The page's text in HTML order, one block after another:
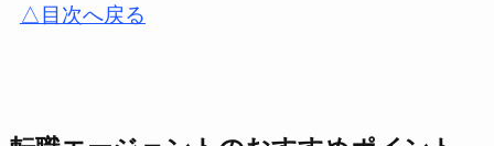
△目次へ戻る